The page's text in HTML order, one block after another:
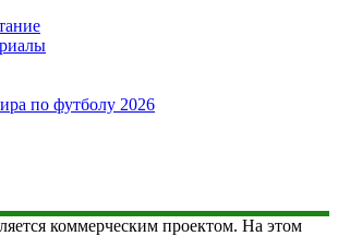
по футболу 2026
коммерческим проектом. На этом